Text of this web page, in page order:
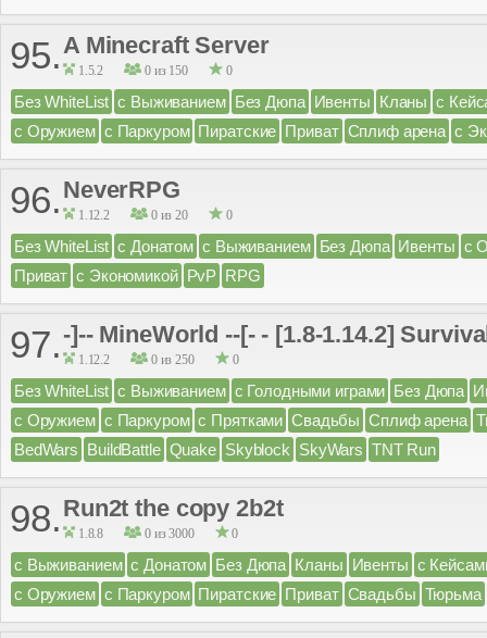
95.A Minecraft Server
1.5.2 0 из 150 0
Без WhiteList с Выживанием Без Дюпа Ивенты Кланы с
с Оружием с Паркуром Пиратские Приват Сплиф арена с
96. NeverRPG
1.12.2 0 из 20 0
Без WhiteList с Донатом с Выживанием Без Дюпа Ивенты с
Приват с Экономикой PvP RPG
97. -]-- MineWorld --[- - [1.8-1.14.2]
1.12.2 0 из 250 0
Без WhiteList с Выживанием с Голодными играми Без Дюпа
с Оружием с Паркуром с Прятками Свадьбы Сплиф арена
BedWars BuildBattle Quake Skyblock SkyWars TNT Run
98. Run2t the copy 2b2t
1.8.8 0 из 3000 0
с Выживанием с Донатом Без Дюпа Кланы Ивенты с
с Оружием с Паркуром Пиратские Приват Свадьбы Тюрьма